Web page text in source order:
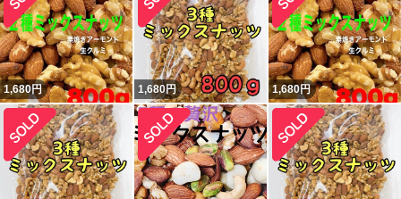
1,680円 1,680円 1,680円